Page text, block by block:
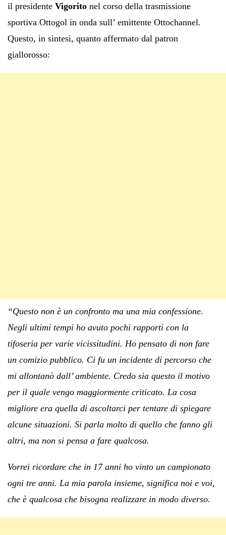
il presidente Vigorito nel corso della trasmissione
sportiva Ottogol in onda sull’ emittente Ottochannel.
Questo, in sintesi, quanto affermato dal patron
giallorosso:
“Questo non è un confronto ma una mia confessione.
Negli ultimi tempi ho avuto pochi rapporti con la
tifoseria per varie vicissitudini. Ho pensato di non fare
un comizio pubblico. Ci fu un incidente di percorso che
mi allontanò dall’ ambiente. Credo sia questo il motivo
per il quale vengo maggiormente criticato. La cosa
migliore era quella di ascoltarci per tentare di spiegare
alcune situazioni. Si parla molto di quello che fanno gli
altri, ma non si pensa a fare qualcosa.
Vorrei ricordare che in 17 anni ho vinto un campionato
ogni tre anni. La mia parola insieme, significa noi e voi,
che è qualcosa che bisogna realizzare in modo diverso.